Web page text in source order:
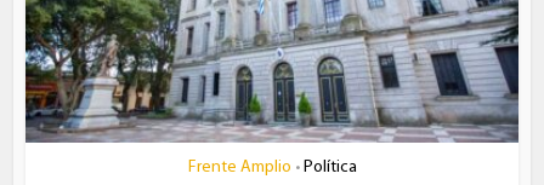
Frente Amplio • Política